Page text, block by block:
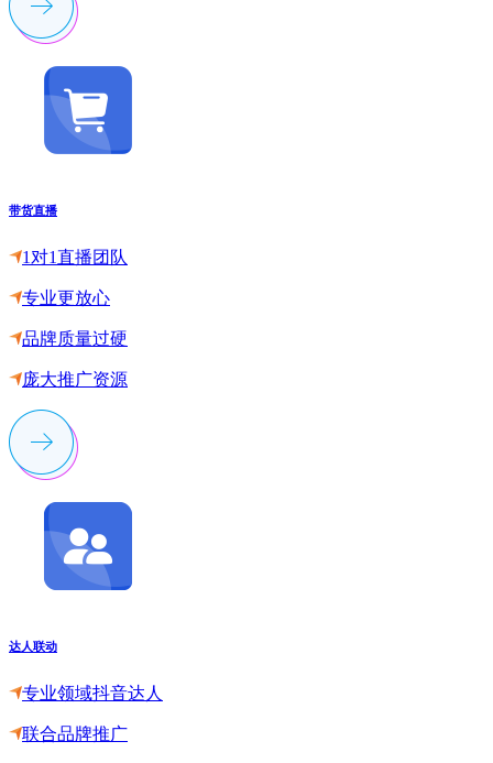
带货直播
1对1直播团队
专业更放心
品牌质量过硬
庞大推广资源
达人联动
专业领域抖音达人
联合品牌推广